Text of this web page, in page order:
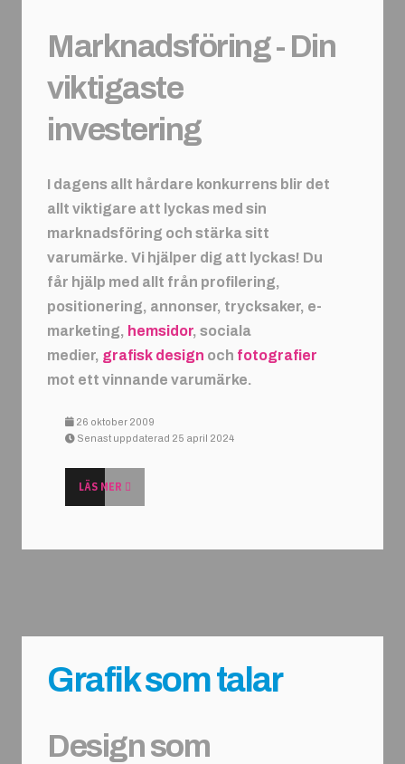
Marknadsföring - Din
viktigaste
investering
I dagens allt hårdare konkurrens blir det
allt viktigare att lyckas med sin
marknadsföring och stärka sitt
varumärke. Vi hjälper dig att lyckas! Du
får hjälp med allt från profilering,
positionering, annonser, trycksaker, e-
marketing, hemsidor, sociala
medier, grafisk design och fotografier
mot ett vinnande varumärke.
26 oktober 2009
Senast uppdaterad 25 april 2024
LÄS MER
Grafik som talar
Design som